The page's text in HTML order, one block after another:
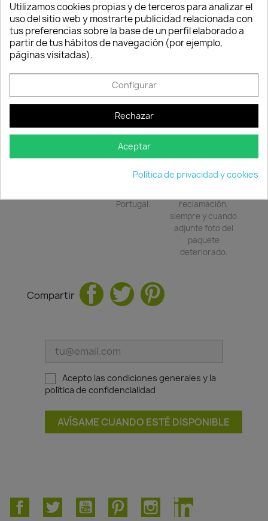
Descripción Detalles del producto
Caracteristicas:
Política de
Política de
entrega
Envío peninsular,
Portugal.
Política de
devolución
Tienes 24 horas
reclamación,
siempre y cuando
adjunte foto del
paquete
deteriorado.
Compartir
Acepto las condiciones generales y la
política de confidencialidad
AVÍSAME CUANDO ESTÉ DISPONIBLE
FacebookTwitter YouTube PinterestInstagramLinkedIn
Utilizamos cookies propias y de terceros para analizar el
uso del sitio web y mostrarte publicidad relacionada con
tus preferencias sobre la base de un perfil elaborado a
partir de tus hábitos de navegación (por ejemplo,
páginas visitadas).
Configurar
Rechazar
Aceptar
Política de privacidad y cookies
Consentimiento de cookies